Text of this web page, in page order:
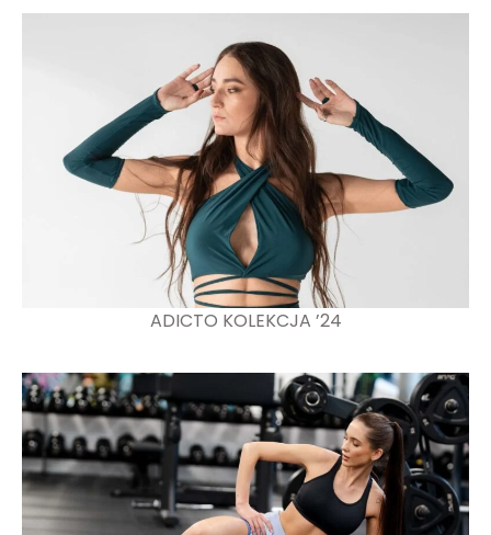
ADICTO KOLEKCJA ’24